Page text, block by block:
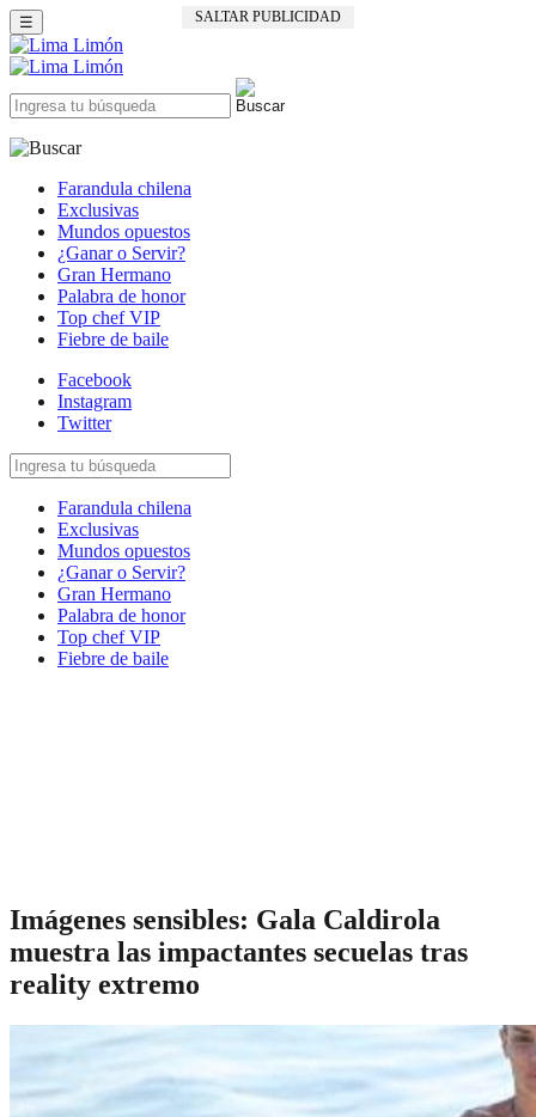
SALTAR PUBLICIDAD
☰
Farandula chilena
Exclusivas
Mundos opuestos
¿Ganar o Servir?
Gran Hermano
Palabra de honor
Top chef VIP
Fiebre de baile
Facebook
Instagram
Twitter
Farandula chilena
Exclusivas
Mundos opuestos
¿Ganar o Servir?
Gran Hermano
Palabra de honor
Top chef VIP
Fiebre de baile
Imágenes sensibles: Gala Caldirola
muestra las impactantes secuelas tras
reality extremo